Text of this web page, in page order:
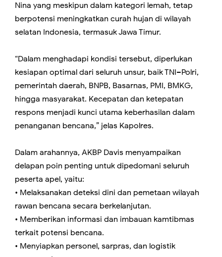
Nina yang meskipun dalam kategori lemah, tetap
berpotensi meningkatkan curah hujan di wilayah
selatan Indonesia, termasuk Jawa Timur.
“Dalam menghadapi kondisi tersebut, diperlukan
kesiapan optimal dari seluruh unsur, baik TNI–Polri,
pemerintah daerah, BNPB, Basarnas, PMI, BMKG,
hingga masyarakat. Kecepatan dan ketepatan
respons menjadi kunci utama keberhasilan dalam
penanganan bencana,” jelas Kapolres.
Dalam arahannya, AKBP Davis menyampaikan
delapan poin penting untuk dipedomani seluruh
peserta apel, yaitu:
• Melaksanakan deteksi dini dan pemetaan wilayah
rawan bencana secara berkelanjutan.
• Memberikan informasi dan imbauan kamtibmas
terkait potensi bencana.
• Menyiapkan personel, sarpras, dan logistik